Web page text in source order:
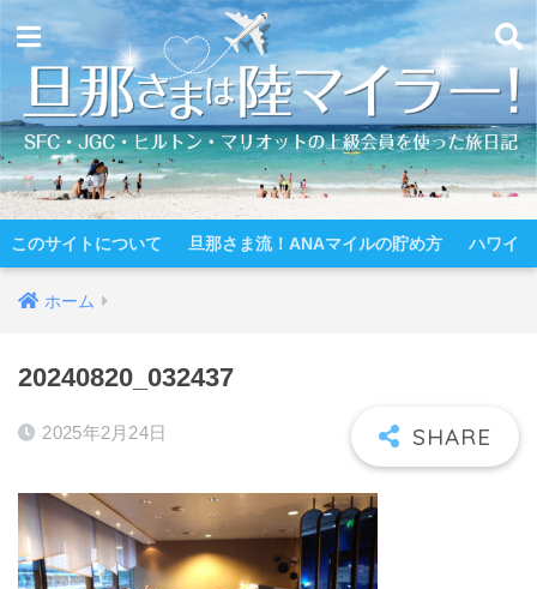
このサイトについて 旦那さま流！ANAマイルの貯め方 ハワイ
ホーム
20240820_032437
2025年2月24日